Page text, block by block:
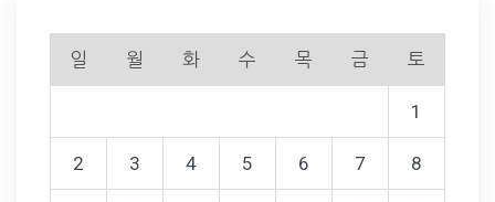
일 월 화 수 목 금 토
1
2 3 4 5 6 7 8